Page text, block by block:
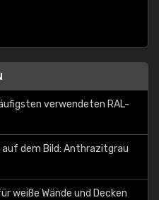
verwendeten RAL-
auf dem Bild: Anthrazitgrau
weiße Wände und Decken